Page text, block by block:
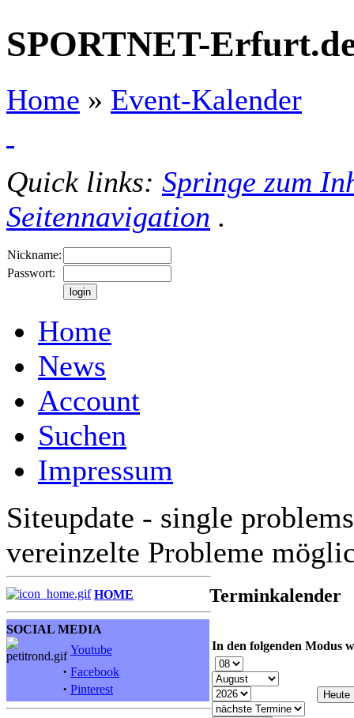
SPORTNET-
Home » Event-Kalender
Quick links: Springe zum
Seitennavigation .
Nickname:
Passwort:
Home
News
Account
Suchen
Impressum
Siteupdate - single
vereinzelte Probleme
HOME
SOCIAL MEDIA
Youtube
· Facebook
· Pinterest
Terminkalender
In den folgenden Modus